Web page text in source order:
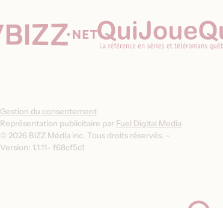
Gestion du consentement
Représentation publicitaire par Fuel Digital Media
© 2026 BIZZ Média inc. Tous droits réservés. -
Version: 1.1.11- f68cf5c1